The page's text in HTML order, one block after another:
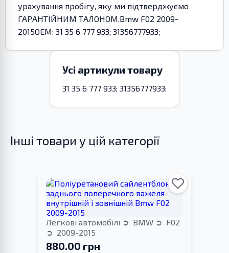
урахування пробігу, яку ми підтверджуємо
ГАРАНТІЙНИМ ТАЛОНОМ.Bmw F02 2009-
2015OEM: 31 35 6 777 933; 31356777933;
Усі артикули товару
31 35 6 777 933; 31356777933;
Інші товари у цій категорії
Легкові автомобілі BMW
F02
2009-2015
880.00 грн